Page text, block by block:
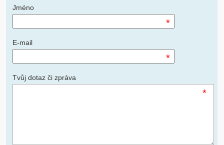
Jméno
*
E-mail
*
Tvůj dotaz či zpráva
*